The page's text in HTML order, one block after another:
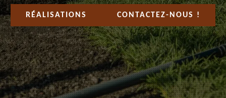
RÉALISATIONS CONTACTEZ-NOUS !